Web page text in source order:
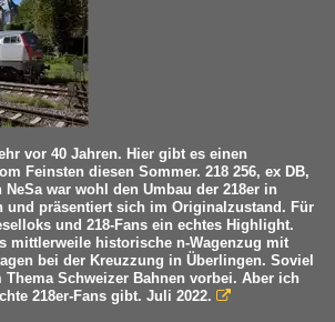
vor 40 Jahren. Hier gibt es einen
Feinsten diesen Sommer. 218 256, ex DB,
war wohl den Umbau der 218er in
und präsentiert sich im Originalzustand. Für
und 218-Fans ein echtes Highlight.
mittlerweile historische n-Wagenzug mit
bei der Kreuzzung in Überlingen. Soviel
Thema Schweizer Bahnen vorbei. Aber ich
218er-Fans gibt. Juli 2022. 